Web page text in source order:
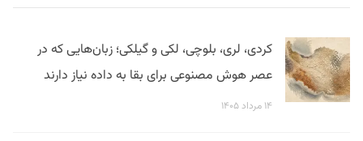
کردی، لری، بلوچی، لکی و گیلکی؛ زبان‌هایی که در
عصر هوش مصنوعی برای بقا به داده نیاز دارند
۱۴ مرداد ۱۴۰۵